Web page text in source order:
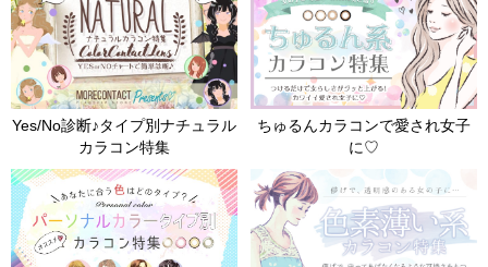
Yes/No診断♪タイプ別ナチュラル
カラコン特集
ちゅるんカラコンで愛され女子
に♡